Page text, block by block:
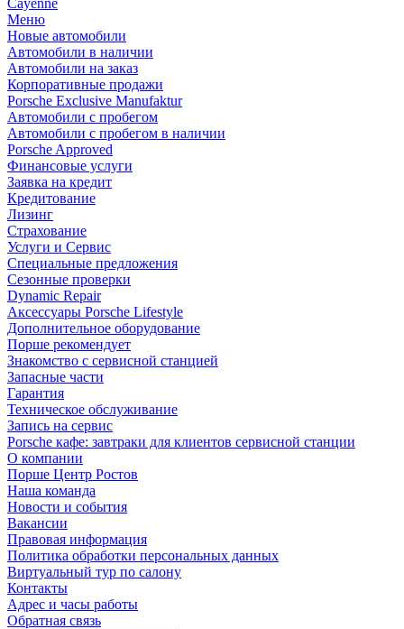
Cayenne
Меню
Новые автомобили
Автомобили в наличии
Автомобили на заказ
Корпоративные продажи
Porsche Exclusive Manufaktur
Автомобили с пробегом
Автомобили с пробегом в наличии
Porsche Approved
Финансовые услуги
Заявка на кредит
Кредитование
Лизинг
Страхование
Услуги и Сервис
Специальные предложения
Сезонные проверки
Dynamic Repair
Аксессуары Porsche Lifestyle
Дополнительное оборудование
Порше рекомендует
Знакомство с сервисной станцией
Запасные части
Гарантия
Техническое обслуживание
Запись на сервис
Porsche кафе: завтраки для клиентов сервисной станции
О компании
Порше Центр Ростов
Наша команда
Новости и события
Вакансии
Правовая информация
Политика обработки персональных данных
Виртуальный тур по салону
Контакты
Адрес и часы работы
Обратная связь